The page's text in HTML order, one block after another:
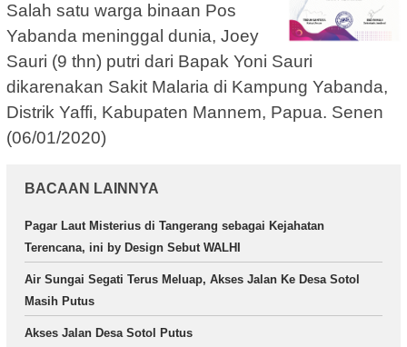
Salah satu warga binaan Pos
Yabanda meninggal dunia, Joey
Sauri (9 thn) putri dari Bapak Yoni Sauri
dikarenakan Sakit Malaria di Kampung Yabanda,
Distrik Yaffi, Kabupaten Mannem, Papua. Senen
(06/01/2020)
BACAAN LAINNYA
Pagar Laut Misterius di Tangerang sebagai Kejahatan
Terencana, ini by Design Sebut WALHI
Air Sungai Segati Terus Meluap, Akses Jalan Ke Desa Sotol
Masih Putus
Akses Jalan Desa Sotol Putus